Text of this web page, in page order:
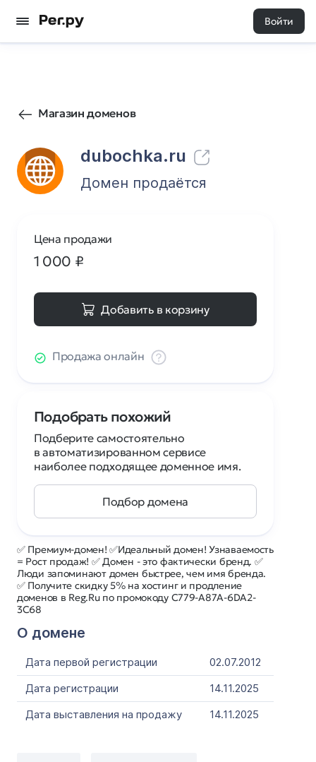
Войти
Магазин доменов
dubochka.ru
36 0
Домен продаётся
✅ Премиум-домен! ✅Идеальный домен! Узнаваемость
= Рост продаж! ✅ Домен - это фактически бренд. ✅
Люди запоминают домен быстрее, чем имя бренда.
✅ Получите скидку 5% на хостинг и продление
доменов в Reg.Ru по промокоду C779-A87A-6DA2-
3C68
О домене
Дата первой регистрации
02.07.2012
Дата регистрации
14.11.2025
Дата выставления на продажу
14.11.2025
Цена продажи
1 000 ₽
Добавить в корзину
Продажа онлайн
Подобрать похожий
Подберите самостоятельно
в автоматизированном сервисе
наиболее подходящее доменное имя.
Подбор домена